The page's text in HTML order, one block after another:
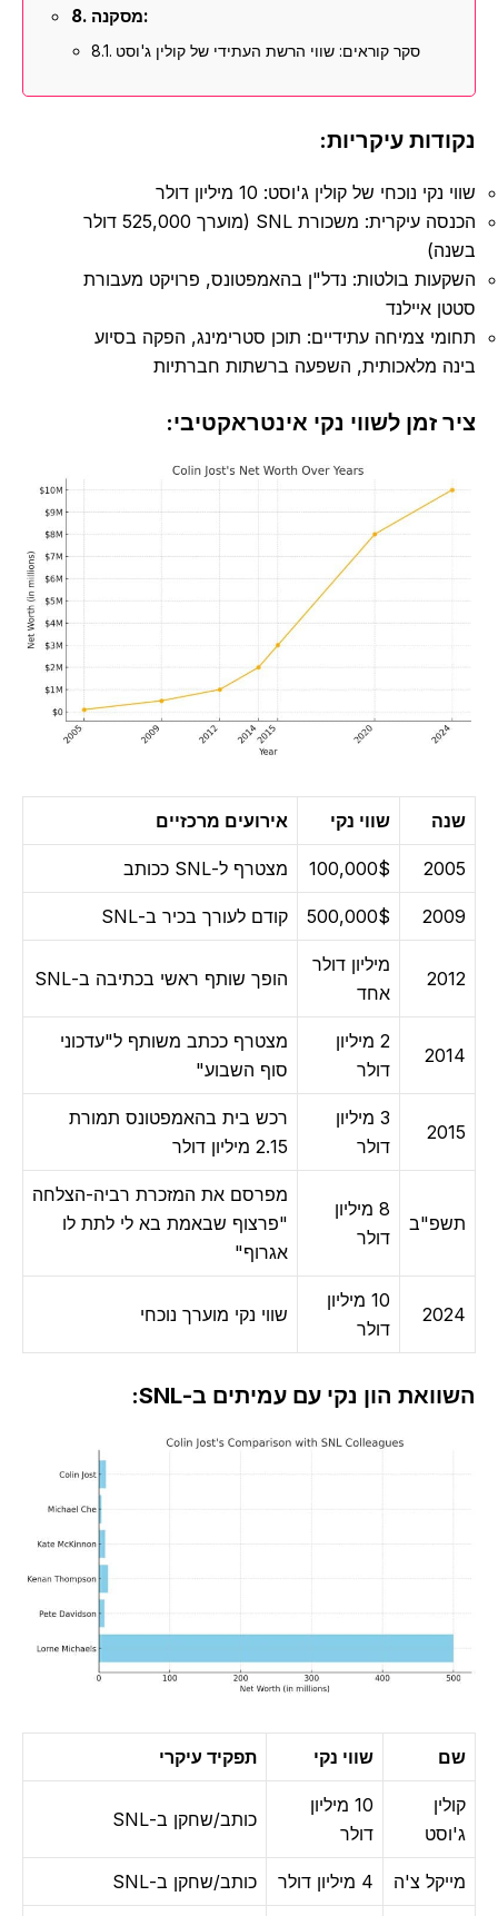
מסקנה:
סקר קוראים: שווי הרשת העתידי של קולין ג'וסט
נקודות עיקריות:
שווי נקי נוכחי של קולין ג'וסט: 10 מיליון דולר
הכנסה עיקרית: משכורת SNL (מוערך 525,000 דולר
בשנה)
השקעות בולטות: נדל"ן בהאמפטונס, פרויקט מעבורת
סטטן איילנד
תחומי צמיחה עתידיים: תוכן סטרימינג, הפקה בסיוע
בינה מלאכותית, השפעה ברשתות חברתיות
ציר זמן לשווי נקי אינטראקטיבי:
שנה שווי נקי אירועים מרכזיים
2005
100,000$ מצטרף ל-SNL ככותב
2009
500,000$ קודם לעורך בכיר ב-SNL
2012
מיליון דולר
אחד
הופך שותף ראשי בכתיבה ב-SNL
2014
2 מיליון
דולר
מצטרף ככתב משותף ל"עדכוני
סוף השבוע"
2015
3 מיליון
דולר
רכש בית בהאמפטונס תמורת
2.15 מיליון דולר
תשפ"ב
8 מיליון
דולר
מפרסם את המזכרת רביה-הצלחה
"פרצוף שבאמת בא לי לתת לו
אגרוף"
2024
10 מיליון
דולר
שווי נקי מוערך נוכחי
השוואת הון נקי עם עמיתים ב-SNL:
שם שווי נקי תפקיד עיקרי
קולין
ג'וסט
10 מיליון
דולר
כותב/שחקן ב-SNL
מייקל צ'ה 4 מיליון דולר כותב/שחקן ב-SNL